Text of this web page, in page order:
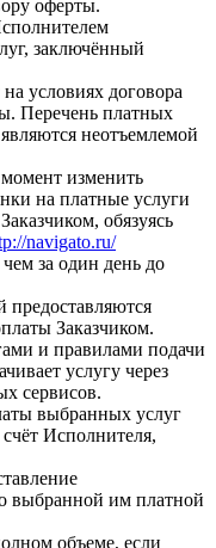
оферты.
заключённый
условиях договора
Перечень платных
неотъемлемой
изменить
на платные услуги
обязуясь
navigato.ru/
за один день до
предоставляются
Заказчиком.
и правилами подачи
услугу через
сервисов.
выбранных услуг
Исполнителя,
выбранной им платной
объеме, если